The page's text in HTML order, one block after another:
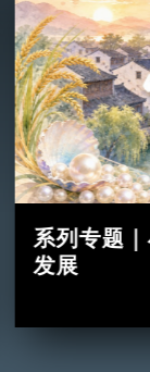
系列专题
发展